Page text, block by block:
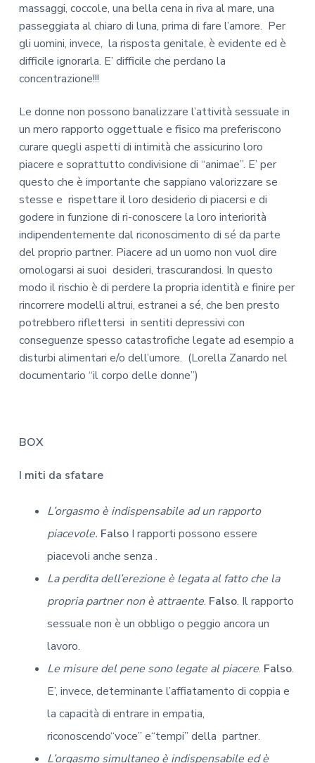
massaggi, coccole, una bella cena in riva al mare, una
passeggiata al chiaro di luna, prima di fare l’amore. Per
gli uomini, invece, la risposta genitale, è evidente ed è
difficile ignorarla. E’ difficile che perdano la
concentrazione!!!
Le donne non possono banalizzare l’attività sessuale in
un mero rapporto oggettuale e fisico ma preferiscono
curare quegli aspetti di intimità che assicurino loro
piacere e soprattutto condivisione di “animae”. E’ per
questo che è importante che sappiano valorizzare se
stesse e rispettare il loro desiderio di piacersi e di
godere in funzione di ri-conoscere la loro interiorità
indipendentemente dal riconoscimento di sé da parte
del proprio partner. Piacere ad un uomo non vuol dire
omologarsi ai suoi desideri, trascurandosi. In questo
modo il rischio è di perdere la propria identità e finire per
rincorrere modelli altrui, estranei a sé, che ben presto
potrebbero riflettersi in sentiti depressivi con
conseguenze spesso catastrofiche legate ad esempio a
disturbi alimentari e/o dell’umore. (Lorella Zanardo nel
documentario “il corpo delle donne”)
BOX
I miti da sfatare
L’orgasmo è indispensabile ad un rapporto
piacevole. FalsoI rapporti possono essere
piacevoli anche senza .
La perdita dell’erezione è legata al fatto che la
propria partner non è attraente. Falso. Il rapporto
sessuale non è un obbligo o peggio ancora un
lavoro.
Le misure del pene sono legate al piacere. Falso.
E’, invece, determinante l’affiatamento di coppia e
la capacità di entrare in empatia,
riconoscendo“voce” e“tempi” della partner.
L’orgasmo simultaneo è indispensabile ed è